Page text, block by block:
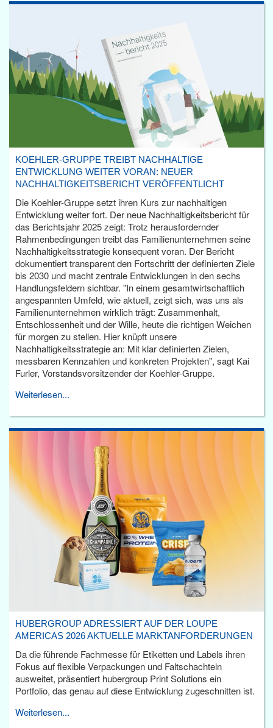
KOEHLER-GRUPPE TREIBT NACHHALTIGE
ENTWICKLUNG WEITER VORAN: NEUER
NACHHALTIGKEITSBERICHT VERÖFFENTLICHT
Die Koehler-Gruppe setzt ihren Kurs zur nachhaltigen
Entwicklung weiter fort. Der neue Nachhaltigkeitsbericht für
das Berichtsjahr 2025 zeigt: Trotz herausfordernder
Rahmenbedingungen treibt das Familienunternehmen seine
Nachhaltigkeitsstrategie konsequent voran. Der Bericht
dokumentiert transparent den Fortschritt der definierten Ziele
bis 2030 und macht zentrale Entwicklungen in den sechs
Handlungsfeldern sichtbar. "In einem gesamtwirtschaftlich
angespannten Umfeld, wie aktuell, zeigt sich, was uns als
Familienunternehmen wirklich trägt: Zusammenhalt,
Entschlossenheit und der Wille, heute die richtigen Weichen
für morgen zu stellen. Hier knüpft unsere
Nachhaltigkeitsstrategie an: Mit klar definierten Zielen,
messbaren Kennzahlen und konkreten Projekten", sagt Kai
Furler, Vorstandsvorsitzender der Koehler-Gruppe.
Weiterlesen...
HUBERGROUP ADRESSIERT AUF DER LOUPE
AMERICAS 2026 AKTUELLE MARKTANFORDERUNGEN
Da die führende Fachmesse für Etiketten und Labels ihren
Fokus auf flexible Verpackungen und Faltschachteln
ausweitet, präsentiert hubergroup Print Solutions ein
Portfolio, das genau auf diese Entwicklung zugeschnitten ist.
Weiterlesen...